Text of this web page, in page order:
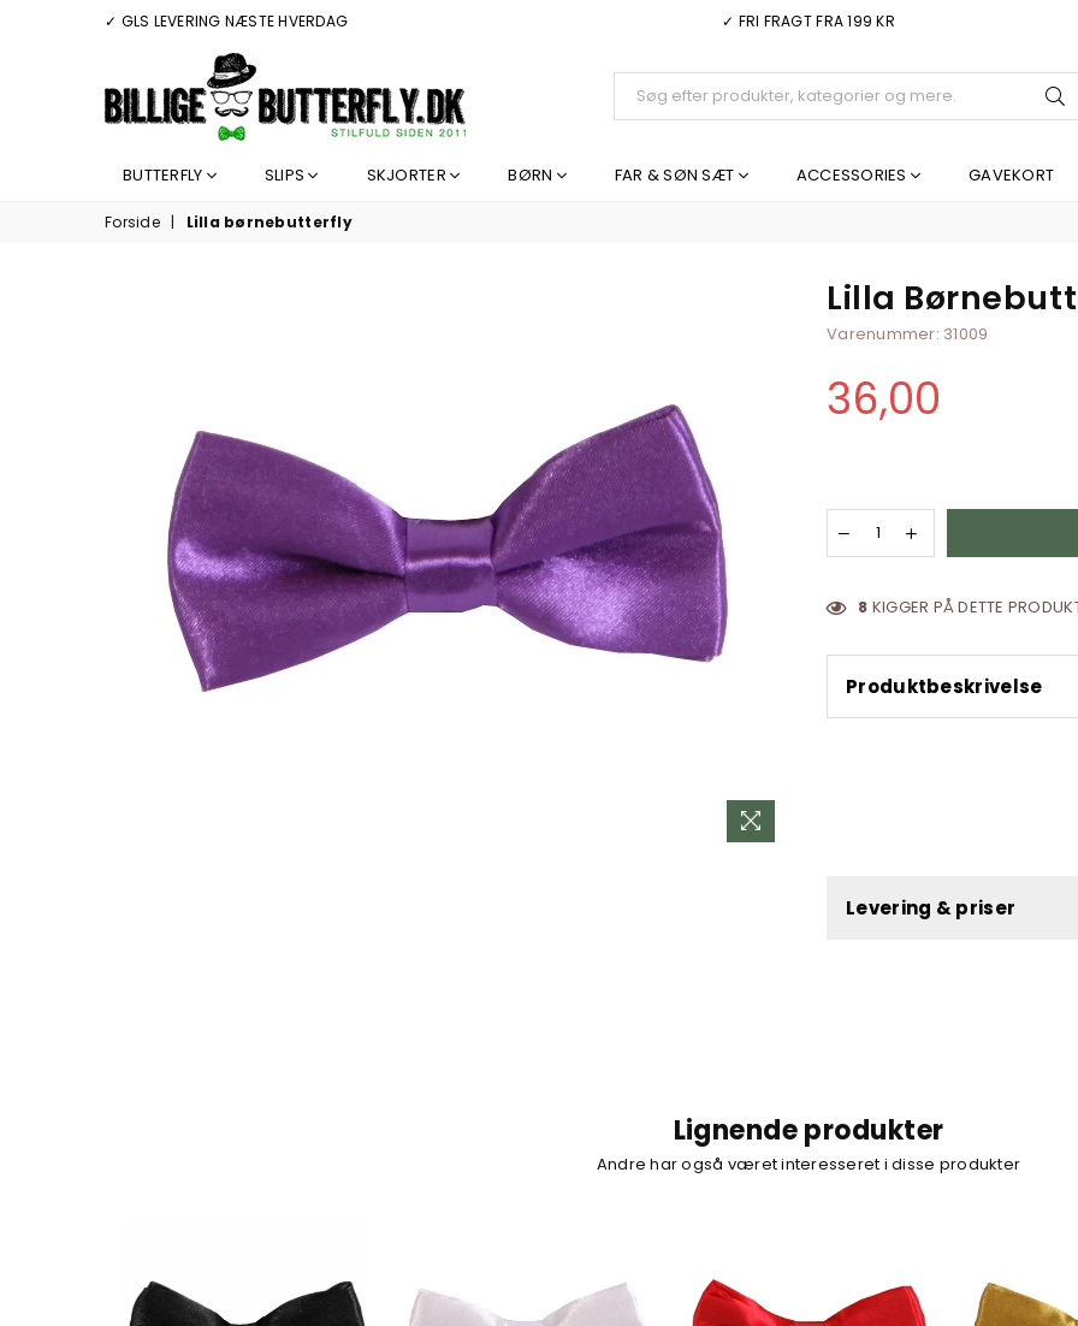
✓ GLS LEVERING NÆSTE HVERDAG ✓ FRI FRAGT FRA 199 KR
BILLIGEBUTTERFLY.DK
BUTTERFLY SLIPS SKJORTER BØRN FAR & SØN SÆT ACCESSORIES GAVEKORT
Forside | Lilla børnebutterfly
Lilla
Varenummer: 31009
Normal
36,00
8 KIGGER PÅ DETTE
Produktbeskrivelse
Levering & priser
Lignende produkter
Andre har også været interesseret i disse produkter